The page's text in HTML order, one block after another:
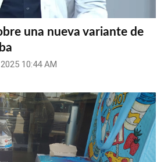
una nueva variante de
10:44 AM